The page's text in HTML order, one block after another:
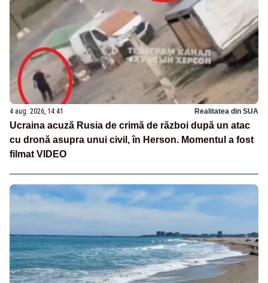
4 aug. 2026, 14:41 Realitatea din SUA
Ucraina acuză Rusia de crimă de război după un atac
cu dronă asupra unui civil, în Herson. Momentul a fost
filmat VIDEO